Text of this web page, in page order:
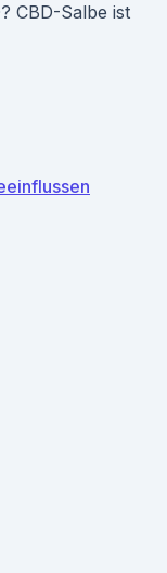
CBD-Salbe ist